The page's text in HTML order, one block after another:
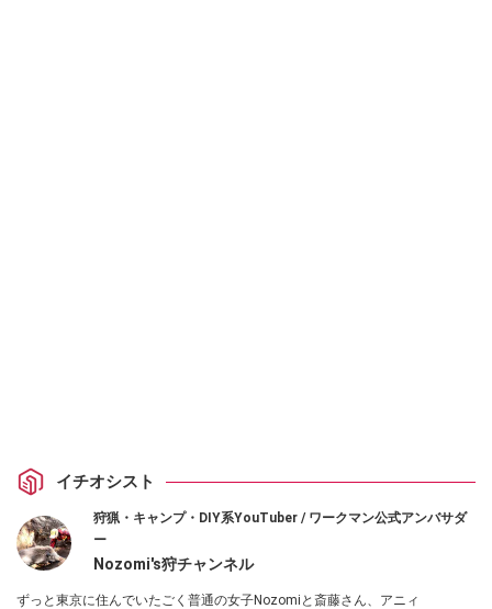
イチオシスト
狩猟・キャンプ・DIY系YouTuber / ワークマン公式アンバサダ
ー
Nozomi's狩チャンネル
ずっと東京に住んでいたごく普通の女子Nozomiと斎藤さん、アニィ